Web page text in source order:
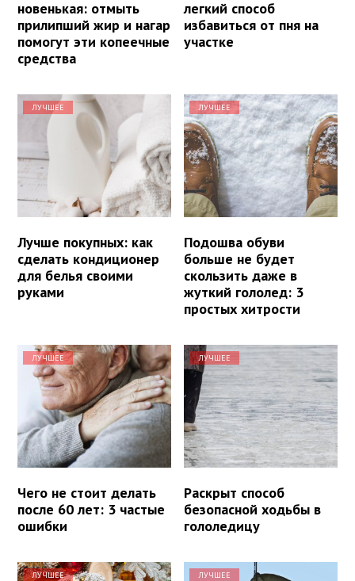
новенькая: отмыть
прилипший жир и нагар
помогут эти копеечные
средства
легкий способ
избавиться от пня на
участке
ЛУЧШЕЕ
Лучше покупных: как
сделать кондиционер
для белья своими
руками
ЛУЧШЕЕ
Подошва обуви
больше не будет
скользить даже в
жуткий гололед: 3
простых хитрости
ЛУЧШЕЕ
Чего не стоит делать
после 60 лет: 3 частые
ошибки
ЛУЧШЕЕ
Раскрыт способ
безопасной ходьбы в
гололедицу
ЛУЧШЕЕ ЛУЧШЕЕ